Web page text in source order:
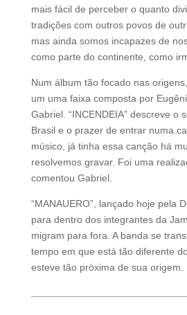
mais fácil de perceber o quanto
tradições com outros povos de
mas ainda somos incapazes de
como parte do continente, como
Num álbum tão focado nas
um uma faixa composta por
Gabriel. “INCENDEIA” descreve o
Brasil e o prazer de entrar numa
músico, já tinha essa canção há
resolvemos gravar. Foi uma
comentou Gabriel.
“MANAUERO”, lançado hoje pela
para dentro dos integrantes da
migram para fora. A banda se
tempo em que está tão diferente
esteve tão próxima de sua origem.